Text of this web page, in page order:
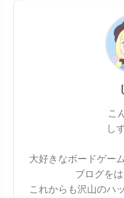
こ
し
大好きなボードゲー
ブログを
これからも沢山のハ